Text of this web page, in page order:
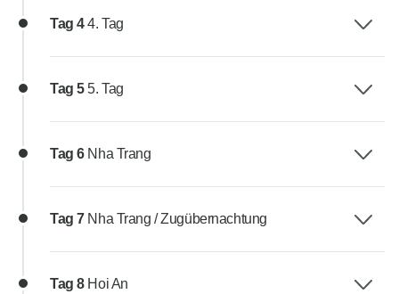
Tag 44. Tag
Tag 55. Tag
Tag 6 Nha Trang
Tag 7 Nha Trang / Zugübernachtung
Tag 8 Hoi An